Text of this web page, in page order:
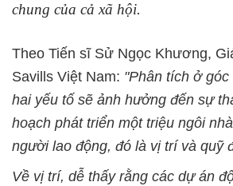
chung của cả xã hội.
Theo Tiến sĩ Sử Ngọc Khương,
Savills Việt Nam: "Phân tích ở
hai yếu tố sẽ ảnh hưởng đến sự
hoạch phát triển một triệu ngôi
người lao động, đó là vị trí và quỹ
Về vị trí, dễ thấy rằng các dự án